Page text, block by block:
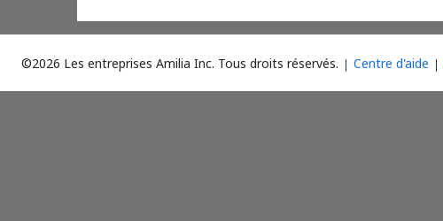
©2026 Les entreprises Amilia Inc. Tous droits réservés. Centre d'aide